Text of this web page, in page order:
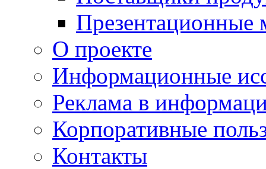
Презентационные
О проекте
Информационные
Реклама в
Корпоративные
Контакты